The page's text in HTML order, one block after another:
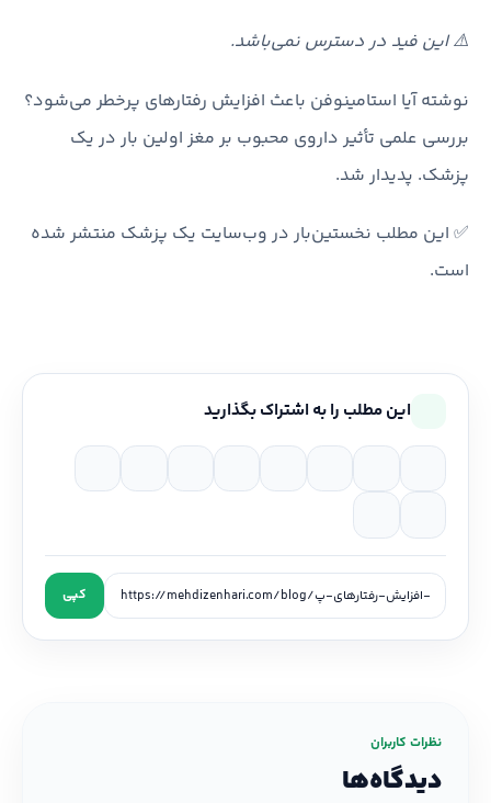
⚠️ این فید در دسترس نمی‌باشد.
نوشته آیا استامینوفن باعث افزایش رفتارهای پرخطر می‌شود؟
بررسی علمی تأثیر داروی محبوب بر مغز اولین بار در یک
پزشک. پدیدار شد.
✅ این مطلب نخستین‌بار در وب‌سایت یک پزشک منتشر شده
است.
این مطلب را به اشتراک بگذارید
کپی
نظرات کاربران
دیدگاه‌ها